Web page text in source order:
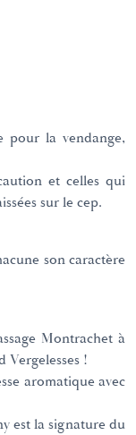
pour la vendange,
et celles qui
sur le cep.
son caractère
Montrachet à
Vergelesses !
aromatique avec
est la signature du